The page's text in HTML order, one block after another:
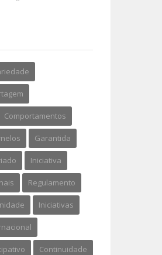
Comportamentos
Garantida
Iniciativa
Regulamento
Iniciativas
Continuidade